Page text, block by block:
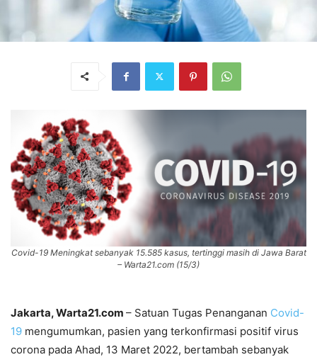
Covid-19 Meningkat sebanyak 15.585 kasus, tertinggi masih di Jawa Barat
– Warta21.com (15/3)
Jakarta, Warta21.com – Satuan Tugas Penanganan Covid-
19 mengumumkan, pasien yang terkonfirmasi positif virus
corona pada Ahad, 13 Maret 2022, bertambah sebanyak